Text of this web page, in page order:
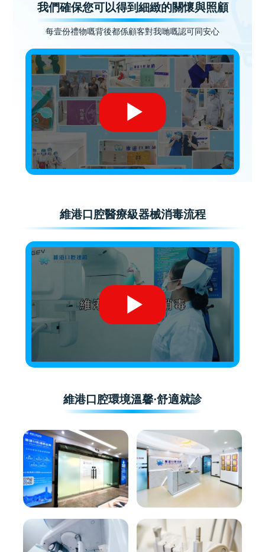
我們確保您可以得到細緻的關懷與照顧
每壹份禮物嘅背後都係顧客對我哋嘅認可同安心
維港口腔醫療級器械消毒流程
維港口腔環境溫馨·舒適就診